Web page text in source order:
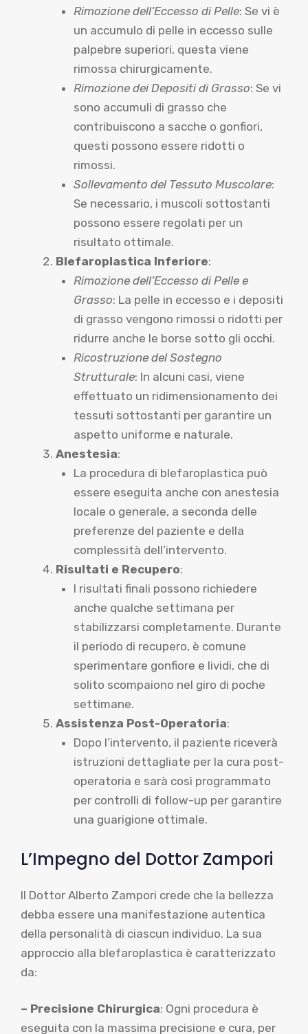
Rimozione dell’Eccesso di Pelle: Se vi è
un accumulo di pelle in eccesso sulle
palpebre superiori, questa viene
rimossa chirurgicamente.
Rimozione dei Depositi di Grasso: Se vi
sono accumuli di grasso che
contribuiscono a sacche o gonfiori,
questi possono essere ridotti o
rimossi.
Sollevamento del Tessuto Muscolare:
Se necessario, i muscoli sottostanti
possono essere regolati per un
risultato ottimale.
Blefaroplastica Inferiore:
Rimozione dell’Eccesso di Pelle e
Grasso: La pelle in eccesso e i depositi
di grasso vengono rimossi o ridotti per
ridurre anche le borse sotto gli occhi.
Ricostruzione del Sostegno
Strutturale: In alcuni casi, viene
effettuato un ridimensionamento dei
tessuti sottostanti per garantire un
aspetto uniforme e naturale.
Anestesia:
La procedura di blefaroplastica può
essere eseguita anche con anestesia
locale o generale, a seconda delle
preferenze del paziente e della
complessità dell’intervento.
Risultati e Recupero:
I risultati finali possono richiedere
anche qualche settimana per
stabilizzarsi completamente. Durante
il periodo di recupero, è comune
sperimentare gonfiore e lividi, che di
solito scompaiono nel giro di poche
settimane.
Assistenza Post-Operatoria:
Dopo l’intervento, il paziente riceverà
istruzioni dettagliate per la cura post-
operatoria e sarà così programmato
per controlli di follow-up per garantire
una guarigione ottimale.
L’Impegno del Dottor Zampori
Il Dottor Alberto Zampori crede che la bellezza
debba essere una manifestazione autentica
della personalità di ciascun individuo. La sua
approccio alla blefaroplastica è caratterizzato
da:
– Precisione Chirurgica: Ogni procedura è
eseguita con la massima precisione e cura, per